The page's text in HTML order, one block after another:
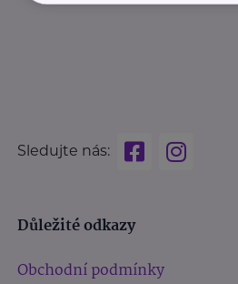
Sledujte nás:
Důležité odkazy
Obchodní podmínky